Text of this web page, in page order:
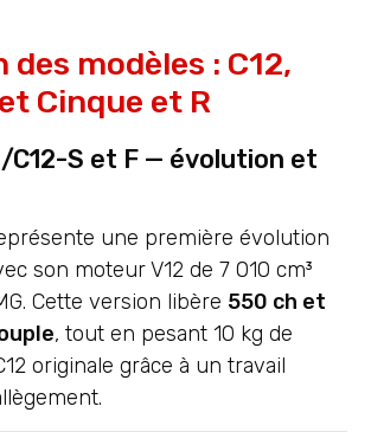
modèles : C12,
Cinque et R
C12-S et F — évolution et
une première évolution
son moteur V12 de 7 010 cm³
Cette version libère 550 ch et
, tout en pesant 10 kg de
originale grâce à un travail